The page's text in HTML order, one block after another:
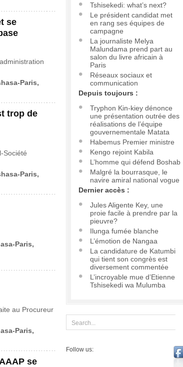
se
Paris,
trop de
Société
Paris,
Paris,
au Procureur
Paris,
se
Tshisekedi: what’s next?
Le président candidat met
en rang ses équipes de
campagne
La journaliste Melya
Malundama prend part au
salon du livre africain à
Paris
Réseaux sociaux et
communication
Depuis toujours :
Tryphon Kin-kiey dénonce
une présentation outrée des
réalisations de l’équipe
gouvernementale Matata
Habemus Premier ministre
Kengo rejoint Kabila
L’homme qui défend Boshab
Malgré la bourrasque, le
navire amiral national vogue
Dernier accès :
Jules Aligente Key, une
proie facile à prendre par la
pieuvre?
Ilunga fumée blanche
L’émotion de Nangaa
La candidature de Katumbi
qui tient son congrès est
diversement commentée
L’incroyable mue d’Etienne
Tshisekedi wa Mulumba
Follow us: